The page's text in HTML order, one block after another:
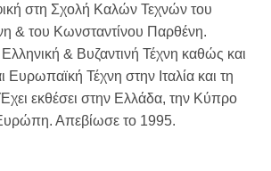
στη Σχολή Καλών Τεχνών του
& του Κωνσταντίνου Παρθένη.
& Βυζαντινή Τέχνη καθώς και
Ευρωπαϊκή Τέχνη στην Ιταλία και τη
Έχει εκθέσει στην Ελλάδα, την Κύπρο
Απεβίωσε το 1995.